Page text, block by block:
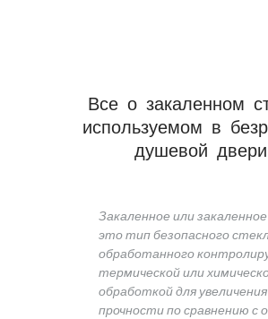
Все о закаленном
используемом в
душевой двери
Закаленное или
это тип безопасного
обработанного
термической или
обработкой для
прочности по сравнению с